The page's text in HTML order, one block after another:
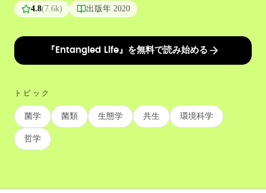
4.8(7.6k) 出版年 2020
『Entangled Life』を無料で読み始める
トピック
菌学 菌類 生態学 共生 環境科学
哲学